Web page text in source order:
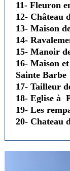
11- Fleuron
12- Château
13- Maison
14-
15- Manoir
16- Maison
Sainte Barbe
17- Tailleur
18- Eglise à
19- Les
20- Chateau